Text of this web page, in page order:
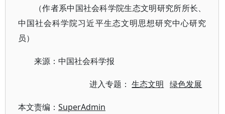
（作者系中国社会科学院生态文明研究所所长、
中国社会科学院习近平生态文明思想研究中心研究
员）
来源：中国社会科学报
进入专题：生态文明 绿色发展
本文责编： SuperAdmin